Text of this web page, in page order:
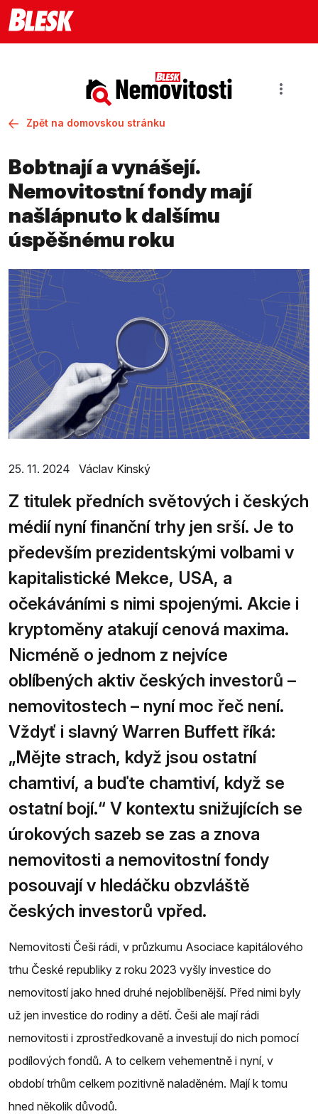
Zpět na domovskou stránku
Bobtnají a vynášejí.
Nemovitostní fondy mají
našlápnuto k dalšímu
úspěšnému roku
25. 11. 2024 Václav Kinský
Z titulek předních světových i českých
médií nyní finanční trhy jen srší. Je to
především prezidentskými volbami v
kapitalistické Mekce, USA, a
očekáváními s nimi spojenými. Akcie i
kryptoměny atakují cenová maxima.
Nicméně o jednom z nejvíce
oblíbených aktiv českých investorů –
nemovitostech – nyní moc řeč není.
Vždyť i slavný Warren Buffett říká:
„Mějte strach, když jsou ostatní
chamtiví, a buďte chamtiví, když se
ostatní bojí.“ V kontextu snižujících se
úrokových sazeb se zas a znova
nemovitosti a nemovitostní fondy
posouvají v hledáčku obzvláště
českých investorů vpřed.
Nemovitosti Češi rádi, v průzkumu Asociace kapitálového
trhu České republiky z roku 2023 vyšly investice do
nemovitostí jako hned druhé nejoblíbenější. Před nimi byly
už jen investice do rodiny a dětí. Češi ale mají rádi
nemovitosti i zprostředkovaně a investují do nich pomocí
podílových fondů. A to celkem vehementně i nyní, v
období trhům celkem pozitivně naladěném. Mají k tomu
hned několik důvodů.